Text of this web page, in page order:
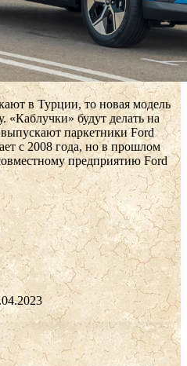
в Турции, то новая модель
будут делать на
паркетники Ford
с 2008 года, но в прошлом
предприятию Ford